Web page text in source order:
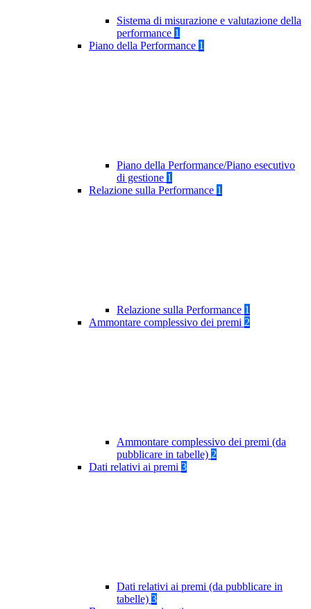
Sistema di misurazione e valutazione della
performance 1
Piano della Performance 1
Piano della Performance/Piano esecutivo
di gestione 1
Relazione sulla Performance 1
Relazione sulla Performance 1
Ammontare complessivo dei premi 2
Ammontare complessivo dei premi (da
pubblicare in tabelle) 2
Dati relativi ai premi 3
Dati relativi ai premi (da pubblicare in
tabelle) 3